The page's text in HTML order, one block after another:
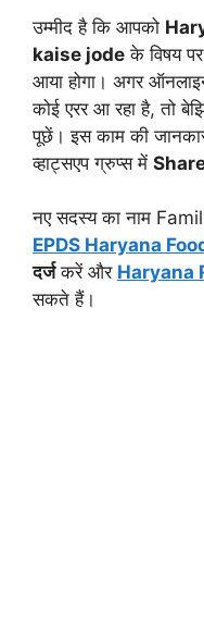
उम्मीद है कि आपको
kaise jode के विषय
आया होगा। अगर
कोई एरर आ रहा है, तो
पूछें। इस काम की
व्हाट्सएप ग्रुप्स में
नए सदस्य का नाम
EPDS Haryana Food
दर्जकरें और Haryana
सकते हैं।